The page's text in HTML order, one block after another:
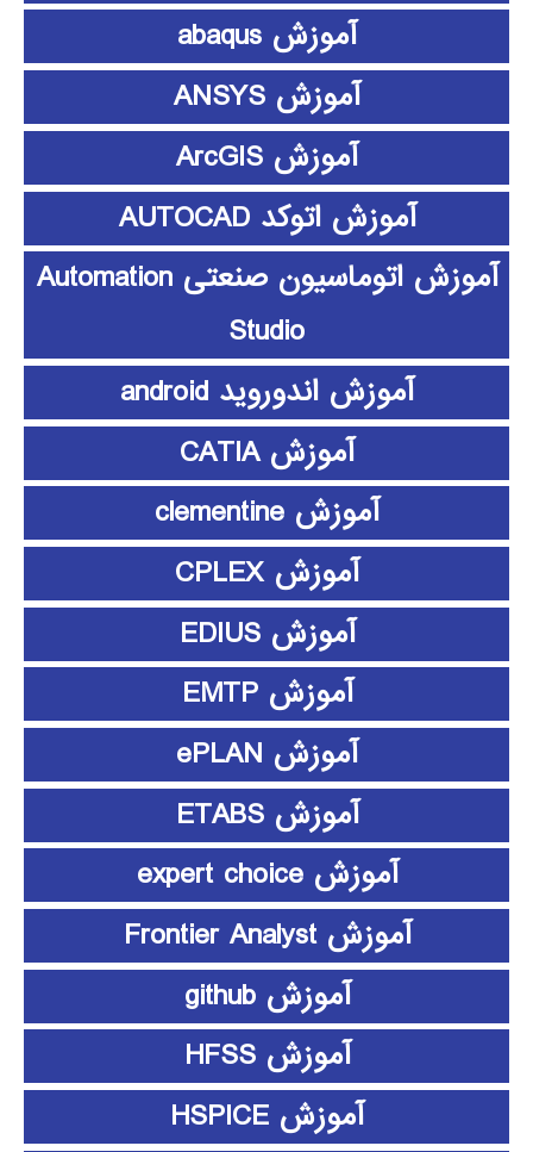
آموزش abaqus
آموزش ANSYS
آموزش ArcGIS
آموزش اتوکد AUTOCAD
آموزش اتوماسیون صنعتی Automation
Studio
آموزش اندوروید android
آموزش CATIA
آموزش clementine
آموزش CPLEX
آموزش EDIUS
آموزش EMTP
آموزش ePLAN
آموزش ETABS
آموزش expert choice
آموزش Frontier Analyst
آموزش github
آموزش HFSS
آموزش HSPICE